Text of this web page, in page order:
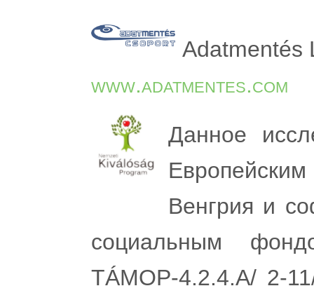
Adatmentés
www.adatmentes.com
Данное
Венгрия и
социальным
TÁMOP-4.2.4.A/ 2-